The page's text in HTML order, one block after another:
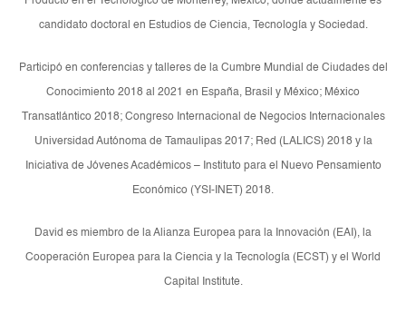
candidato doctoral en Estudios de Ciencia, Tecnología y Sociedad.
Participó en conferencias y talleres de la Cumbre Mundial de Ciudades del
Conocimiento 2018 al 2021 en España, Brasil y México; México
Transatlántico 2018; Congreso Internacional de Negocios Internacionales
Universidad Autónoma de Tamaulipas 2017; Red (LALICS) 2018 y la
Iniciativa de Jóvenes Académicos – Instituto para el Nuevo Pensamiento
Económico (YSI-INET) 2018.
David es miembro de la Alianza Europea para la Innovación (EAI), la
Cooperación Europea para la Ciencia y la Tecnología (ECST) y el World
Capital Institute.